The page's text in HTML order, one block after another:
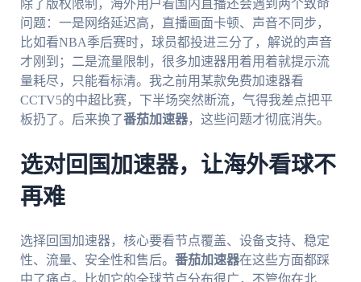
除了版权限制，海外用户看国内直播还会遇到两个致命
问题：一是网络延迟高，直播画面卡顿、声音不同步，
比如看NBA季后赛时，球员都投进三分了，解说的声音
才刚到；二是流量限制，很多加速器用着用着就提示流
量耗尽，只能看标清。我之前用某款免费加速器看
CCTV5的中超比赛，下半场突然断流，气得我差点把平
板扔了。后来换了番茄加速器，这些问题才彻底消失。
选对回国加速器，让海外看球不
再难
选择回国加速器，核心要看节点覆盖、设备支持、稳定
性、流量、安全性和售后。 番茄加速器在这些方面都踩
中了痛点。比如它的全球节点分布很广，不管你在北